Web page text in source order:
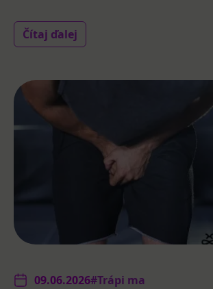
Čítaj ďalej
09.06.2026#Trápi ma